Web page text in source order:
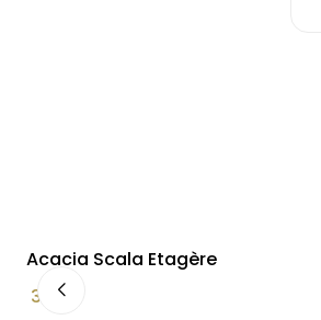
Acacia Scala Etagère
34,90